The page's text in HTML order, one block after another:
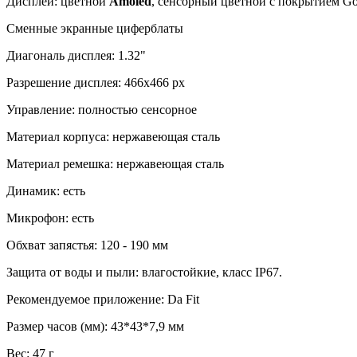
Сменные экранные циферблаты
Диагональ дисплея: 1.32"
Разрешение дисплея: 466x466 px
Управление: полностью сенсорное
Материал корпуса: нержавеющая сталь
Материал ремешка: нержавеющая сталь
Динамик: есть
Микрофон: есть
Обхват запястья: 120 - 190 мм
Защита от воды и пыли: влагостойкие, класс IP67.
Рекомендуемое приложение: Da Fit
Размер часов (мм): 43*43*7,9 мм
Вес: 47 г